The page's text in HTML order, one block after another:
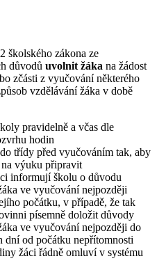
školského zákona ze
důvodů uvolnit žáka na žádost
zčásti z vyučování některého
vzdělávání žáka v době
pravidelně a včas dle
hodin
třídy před vyučováním tak, aby
výuku připravit
informují školu o důvodu
ve vyučování nejpozději
počátku, v případě, že tak
písemně doložit důvody
ve vyučování nejpozději do
dní od počátku nepřítomnosti
žáci řádně omluví v systému